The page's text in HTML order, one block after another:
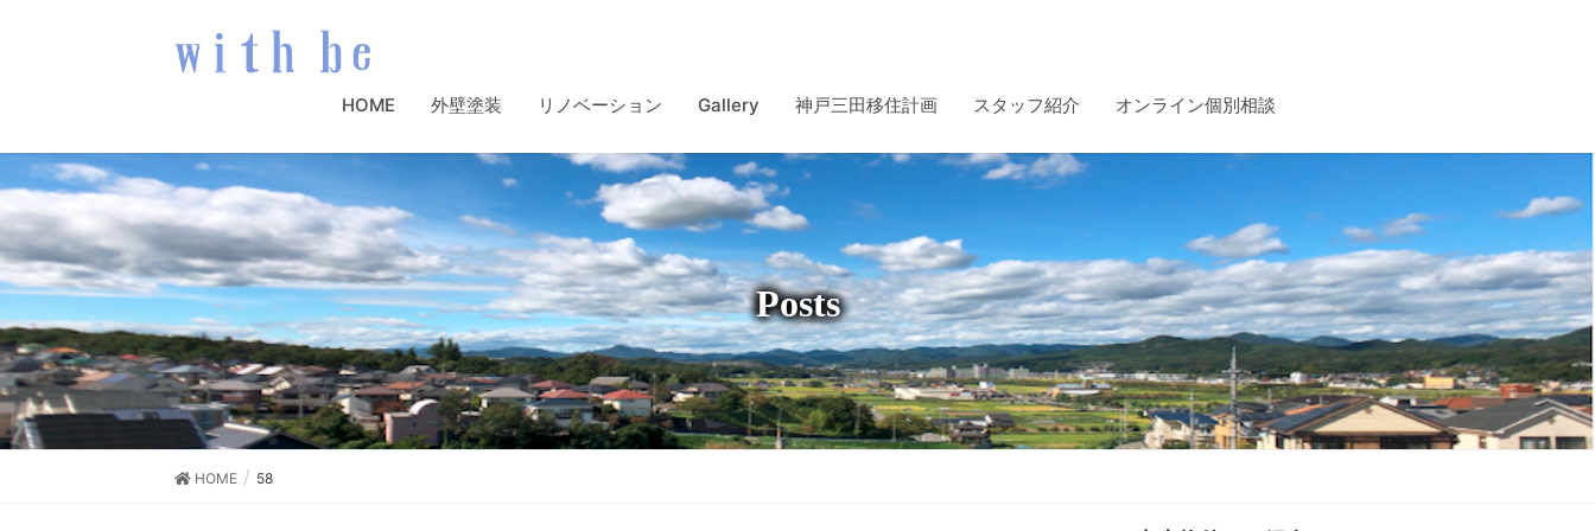
HOME 外壁塗装 リノベーション Gallery 神戸三田移住計画 スタッフ紹介 オンライン個別相談
Posts
HOME 58